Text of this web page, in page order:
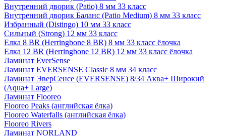
Внутренний дворик (Patio) 8 мм 33 класс
Внутренний дворик Баланс (Patio Medium) 8 мм 33 класс
Избранный (Distingo) 10 мм 33 класс
Сильный (Strong) 12 мм 33 класс
Елка 8 BR (Herringbone 8 BR) 8 мм 33 класс ёлочка
Елка 12 BR (Herringbone 12 BR) 12 мм 33 класс ёлочка
Ламинат EverSense
Ламинат EVERSENSE Classic 8 мм 34 класс
Ламинат ЭверСенсе (EVERSENSE) 8/34 Аква+ Широкий
(Aqua+ Large)
Ламинат Flooreo
Flooreo Peaks (английская ёлка)
Flooreo Waterfalls (английская ёлка)
Flooreo Rivers
Ламинат NORLAND